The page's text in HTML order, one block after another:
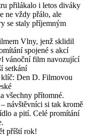
přilákalo i letos diváky
ne vždy přálo, ale
se staly příjemným
Vlny, jenž sklidil
spojené s akcí
vánoční film navozující
setkání
Den D. Filmovou
všechny přítomné.
návštěvníci si tak kromě
a pití. Celé promítání
příští rok!